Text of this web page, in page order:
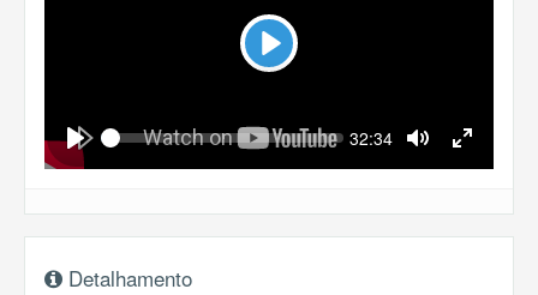
Play
Play
Seek Current
32:34
Mute Fullscreen
Detalhamento